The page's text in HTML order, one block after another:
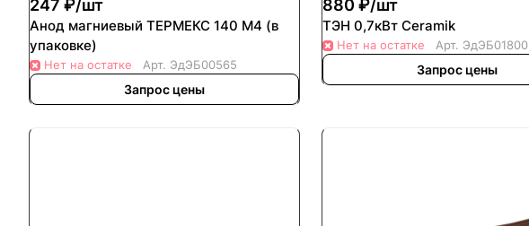
247 ₽/шт
Анод магниевый ТЕРМЕКС 140 М4 (в
упаковке)
Нет на остатке Арт. ЭдЭБ00565
Запрос цены
880 ₽/шт
ТЭН 0,7кВт Ceramik
Нет на остатке Арт. ЭдЭБ01800
Запрос цены